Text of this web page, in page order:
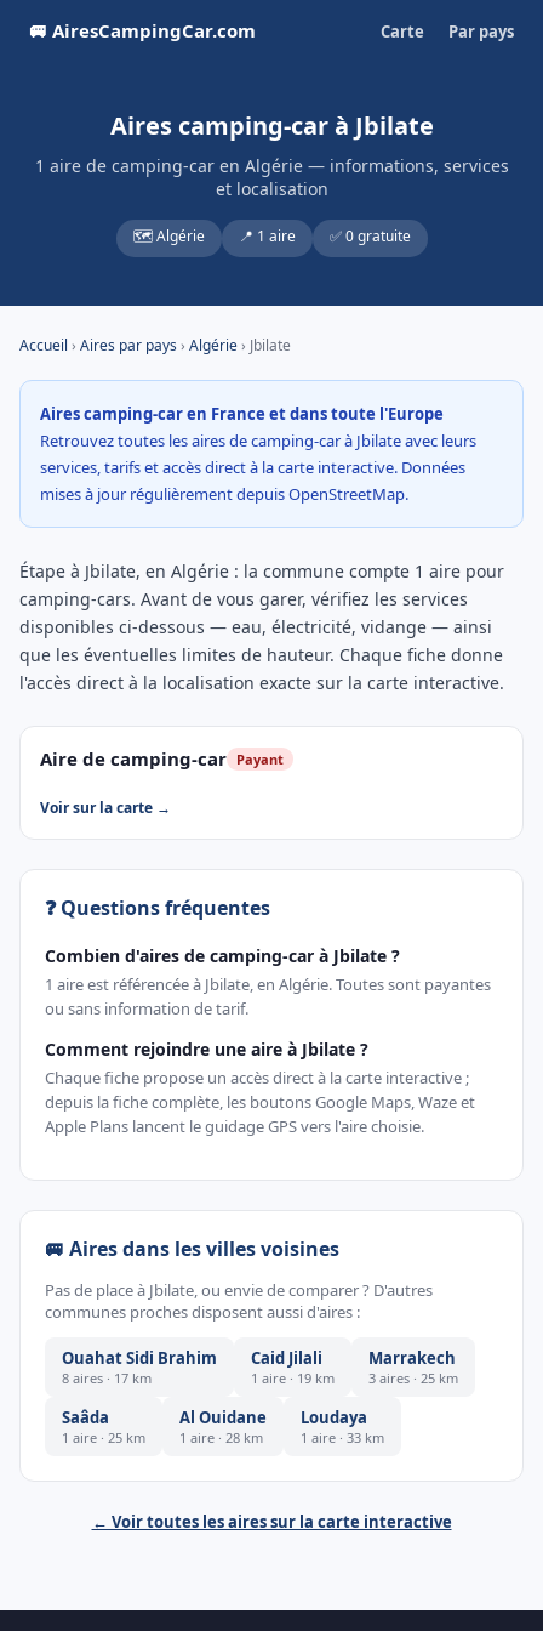
🚐 AiresCampingCar.com Carte Par pays
Aires camping-car à Jbilate
1 aire de camping-car en Algérie — informations, services
et localisation
🗺️ Algérie 📍 1 aire ✅ 0 gratuite
Accueil › Aires par pays› Algérie› Jbilate
Aires camping-car en France et dans toute l'Europe
Retrouvez toutes les aires de camping-car à Jbilate avec leurs
services, tarifs et accès direct à la carte interactive. Données
mises à jour régulièrement depuis OpenStreetMap.
Étape à Jbilate, en Algérie : la commune compte 1 aire pour
camping-cars. Avant de vous garer, vérifiez les services
disponibles ci-dessous — eau, électricité, vidange — ainsi
que les éventuelles limites de hauteur. Chaque fiche donne
l'accès direct à la localisation exacte sur la carte interactive.
Aire de camping-car Payant
Voir sur la carte →
❓ Questions fréquentes
Combien d'aires de camping-car à Jbilate ?
1 aire est référencée à Jbilate, en Algérie. Toutes sont payantes
ou sans information de tarif.
Comment rejoindre une aire à Jbilate ?
Chaque fiche propose un accès direct à la carte interactive ;
depuis la fiche complète, les boutons Google Maps, Waze et
Apple Plans lancent le guidage GPS vers l'aire choisie.
🚐 Aires dans les villes voisines
Pas de place à Jbilate, ou envie de comparer ? D'autres
communes proches disposent aussi d'aires :
Ouahat Sidi Brahim
8 aires · 17 km
Caid Jilali
1 aire · 19 km
Marrakech
3 aires · 25 km
Saâda
1 aire · 25 km
Al Ouidane
1 aire · 28 km
Loudaya
1 aire · 33 km
← Voir toutes les aires sur la carte interactive